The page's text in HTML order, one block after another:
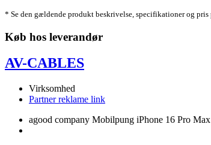
* Se den gældende produkt beskrivelse, specifikationer og pris
Køb hos leverandør
AV-CABLES
Virksomhed
Partner reklame link
agood company Mobilpung iPhone 16 Pro